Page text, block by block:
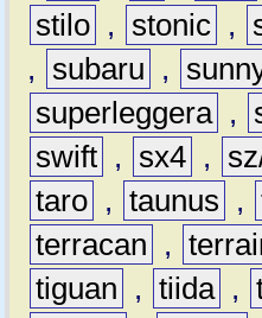
stilo , stonic ,
,
subaru ,
superleggera ,
swift , sx4 ,
taro , taunus ,
terracan
,
tiguan
, tiida ,